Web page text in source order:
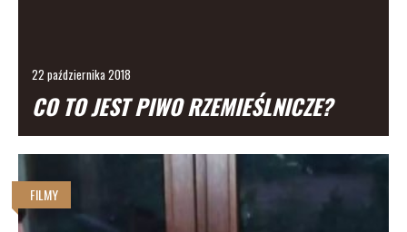
22 października 2018
CO TO JEST PIWO RZEMIEŚLNICZE?
FILMY